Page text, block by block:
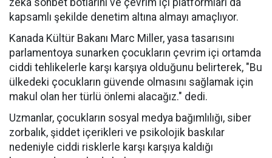
zekâ sohbet botlarını ve çevrim içi platformları da
kapsamlı şekilde denetim altına almayı amaçlıyor.
Kanada Kültür Bakanı Marc Miller, yasa tasarısını
parlamentoya sunarken çocukların çevrim içi ortamda
ciddi tehlikelerle karşı karşıya olduğunu belirterek, "Bu
ülkedeki çocukların güvende olmasını sağlamak için
makul olan her türlü önlemi alacağız." dedi.
Uzmanlar, çocukların sosyal medya bağımlılığı, siber
zorbalık, şiddet içerikleri ve psikolojik baskılar
nedeniyle ciddi risklerle karşı karşıya kaldığı